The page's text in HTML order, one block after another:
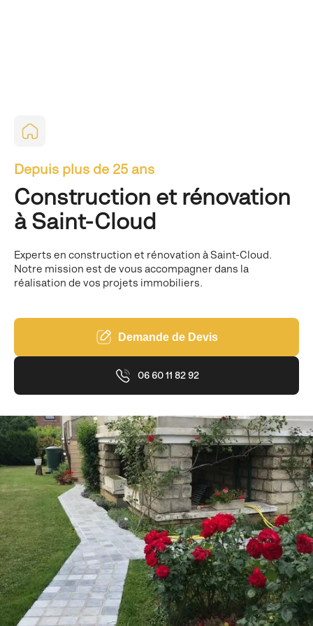
Depuis plus de 25 ans
Construction et rénovation
à Saint-Cloud
Experts en construction et rénovation à Saint-Cloud.
Notre mission est de vous accompagner dans la
réalisation de vos projets immobiliers.
Demande de Devis
06 60 11 82 92